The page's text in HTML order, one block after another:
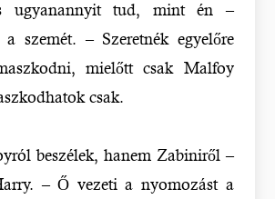
ugyanannyit tud, mint én –
szemét. – Szeretnék egyelőre
mielőtt csak Malfoy
csak.
beszélek, hanem Zabiniről –
– Ő vezeti a nyomozást a